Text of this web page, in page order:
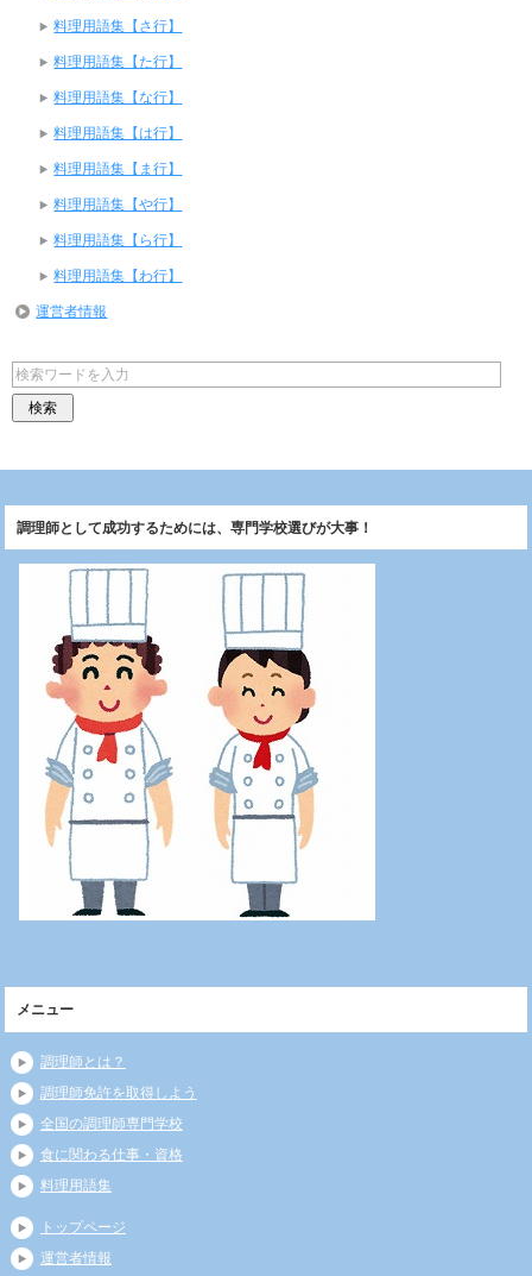
料理用語集【さ行】
料理用語集【た行】
料理用語集【な行】
料理用語集【は行】
料理用語集【ま行】
料理用語集【や行】
料理用語集【ら行】
料理用語集【わ行】
運営者情報
調理師として成功するためには、専門学校選びが大事！
メニュー
調理師とは？
調理師免許を取得しよう
全国の調理師専門学校
食に関わる仕事・資格
料理用語集
トップページ
運営者情報